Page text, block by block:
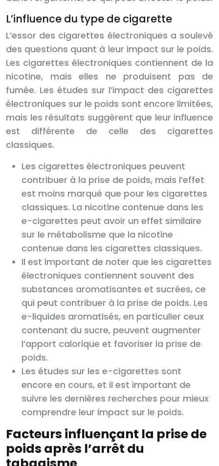
L’influence du type de cigarette
L’essor des cigarettes électroniques a soulevé
des questions quant à leur impact sur le poids.
Les cigarettes électroniques contiennent de la
nicotine, mais elles ne produisent pas de
fumée. Les études sur l’impact des cigarettes
électroniques sur le poids sont encore limitées,
mais les résultats suggèrent que leur influence
est différente de celle des cigarettes
classiques.
Les cigarettes électroniques peuvent
contribuer à la prise de poids, mais l’effet
est moins marqué que pour les cigarettes
classiques. La nicotine contenue dans les
e-cigarettes peut avoir un effet similaire
sur le métabolisme que la nicotine
contenue dans les cigarettes classiques.
Il est important de noter que les cigarettes
électroniques contiennent souvent des
substances aromatisantes et sucrées, ce
qui peut contribuer à la prise de poids. Les
e-liquides aromatisés, en particulier ceux
contenant du sucre, peuvent augmenter
l’apport calorique et favoriser la prise de
poids.
Les études sur les e-cigarettes sont
encore en cours, et il est important de
suivre les dernières recherches pour mieux
comprendre leur impact sur le poids.
Facteurs influençant la prise de
poids après l’arrêt du